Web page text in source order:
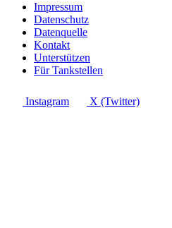
Impressum
Datenschutz
Datenquelle
Kontakt
Unterstützen
Für Tankstellen
Instagram X (Twitter)